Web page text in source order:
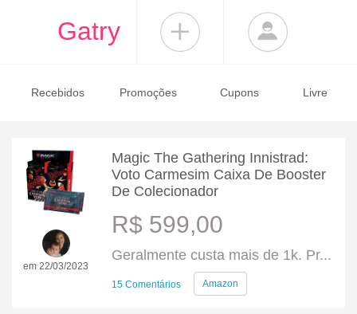
Gatry
Recebidos Promoções Cupons Livre
em 22/03/2023
Magic The Gathering Innistrad:
Voto Carmesim Caixa De Booster
De Colecionador
R$ 599,00
Geralmente custa mais de 1k. Pr...
15 Comentários Amazon